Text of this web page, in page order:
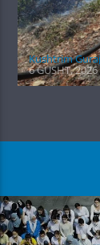
Kushtrim
6 GUSHT, 2026